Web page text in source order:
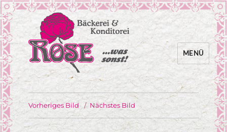
Bäckerei Rose
… was sonst!
MENÜ
Vorheriges Bild Nächstes Bild